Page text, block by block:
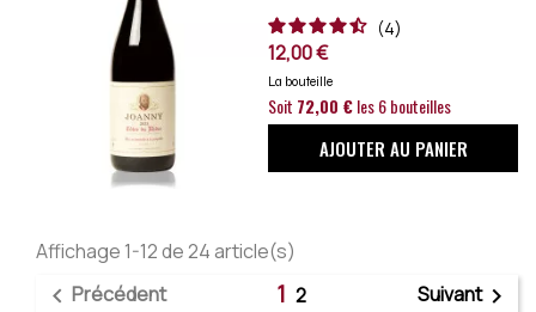
4
12,00 €
La bouteille
Soit 72,00 €les 6 bouteilles
AJOUTER AU PANIER
Affichage 1-12 de 24 article(s)
 Précédent 1 2 Suivant